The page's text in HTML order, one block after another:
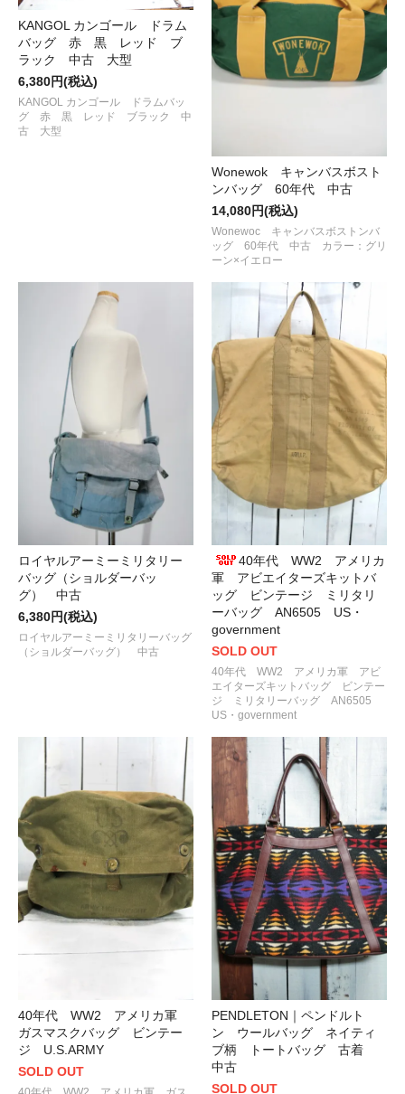
KANGOL カンゴール ドラム
バッグ 赤 黒 レッド ブ
ラック 中古 大型
6,380円(税込)
KANGOL カンゴール ドラムバッ
グ 赤 黒 レッド ブラック 中
古 大型
Wonewok キャンバスボスト
ンバッグ 60年代 中古
14,080円(税込)
Wonewoc キャンバスボストンバ
ッグ 60年代 中古 カラー：グリ
ーン×イエロー
ロイヤルアーミーミリタリー
バッグ（ショルダーバッ
グ） 中古
6,380円(税込)
ロイヤルアーミーミリタリーバッグ
（ショルダーバッグ） 中古
40年代 WW2 アメリカ
軍 アビエイターズキットバ
ッグ ビンテージ ミリタリ
ーバッグ AN6505 US・
government
SOLD OUT
40年代 WW2 アメリカ軍 アビ
エイターズキットバッグ ビンテー
ジ ミリタリーバッグ AN6505
US・government
40年代 WW2 アメリカ軍
ガスマスクバッグ ビンテー
ジ U.S.ARMY
SOLD OUT
PENDLETON｜ペンドルト
ン ウールバッグ ネイティ
ブ柄 トートバッグ 古着
中古
SOLD OUT